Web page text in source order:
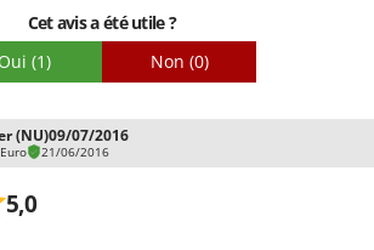
Cet avis a été utile ?
Oui (1) Non (0)
(NU)09/07/2016
21/06/2016
5,0